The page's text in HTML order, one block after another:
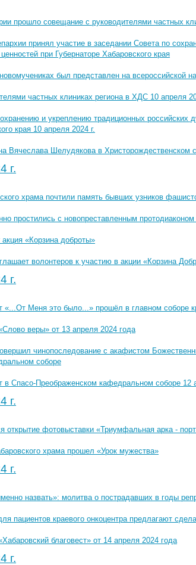
прошло совещание с руководителями частных
принял участие в заседании Совета по
при Губернаторе Хабаровского края
был представлен на всероссийской
частных клиниках региона в ХДС 10 апреля
и укреплению традиционных российских
края 10 апреля 2024 г.
Вячеслава Шелудякова в Христорождественском
г.
храма почтили память бывших узников
простились с новопреставленным
«Корзина доброты»
волонтеров к участию в акции «Корзина
г.
«...От Меня это было...» прошёл в главном соборе
веры» от 13 апреля 2024 года
чинопоследование с акафистом
соборе
в Спасо-Преображенском кафедральном соборе 12
г.
открытие фотовыставки «Триумфальная арка -
храма прошел «Урок мужества»
г.
назвать»: молитва о пострадавших в годы
пациентов краевого онкоцентра предлагают
благовест» от 14 апреля 2024 года
г.